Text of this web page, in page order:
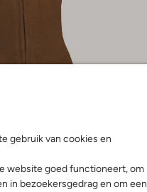
gebruik van cookies en
website goed functioneert, om
in bezoekersgedrag en om een